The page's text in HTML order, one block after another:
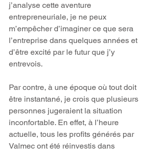
j’analyse cette aventure
entrepreneuriale, je ne peux
m’empêcher d’imaginer ce que sera
l’entreprise dans quelques années et
d’être excité par le futur que j’y
entrevois.
Par contre, à une époque où tout doit
être instantané, je crois que plusieurs
personnes jugeraient la situation
inconfortable. En effet, à l’heure
actuelle, tous les profits générés par
Valmec ont été réinvestis dans